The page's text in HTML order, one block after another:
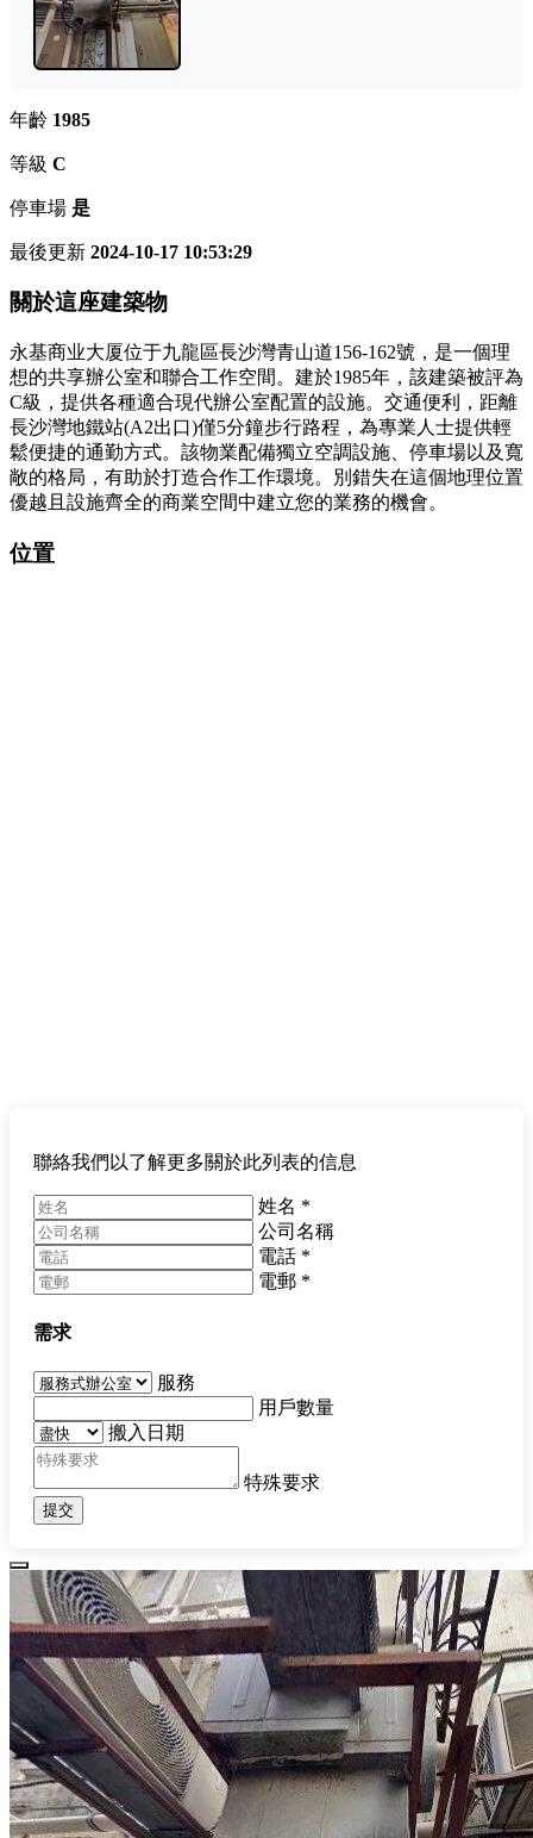
年齡 1985
等級 C
停車場 是
最後更新 2024-10-17 10:53:29
關於這座建築物
永基商业大厦位于九龍區長沙灣青山道156-162號，是一個理
想的共享辦公室和聯合工作空間。建於1985年，該建築被評為
C級，提供各種適合現代辦公室配置的設施。交通便利，距離
長沙灣地鐵站(A2出口)僅5分鐘步行路程，為專業人士提供輕
鬆便捷的通勤方式。該物業配備獨立空調設施、停車場以及寬
敞的格局，有助於打造合作工作環境。別錯失在這個地理位置
優越且設施齊全的商業空間中建立您的業務的機會。
位置
聯絡我們以了解更多關於此列表的信息
姓名 *
公司名稱
電話 *
電郵 *
需求
服務
用戶數量
搬入日期
特殊要求
提交